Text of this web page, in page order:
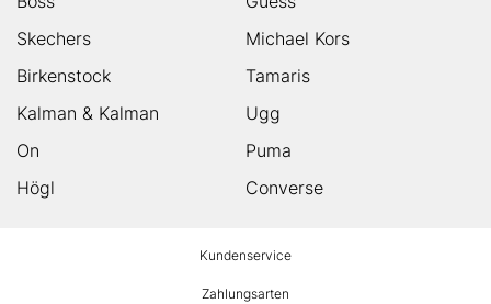
Skechers
Michael Kors
Birkenstock
Tamaris
Kalman & Kalman
Ugg
On
Puma
Högl
Converse
Kundenservice
Zahlungsarten